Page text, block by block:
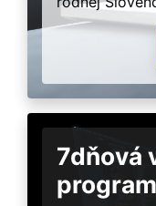
7dňová